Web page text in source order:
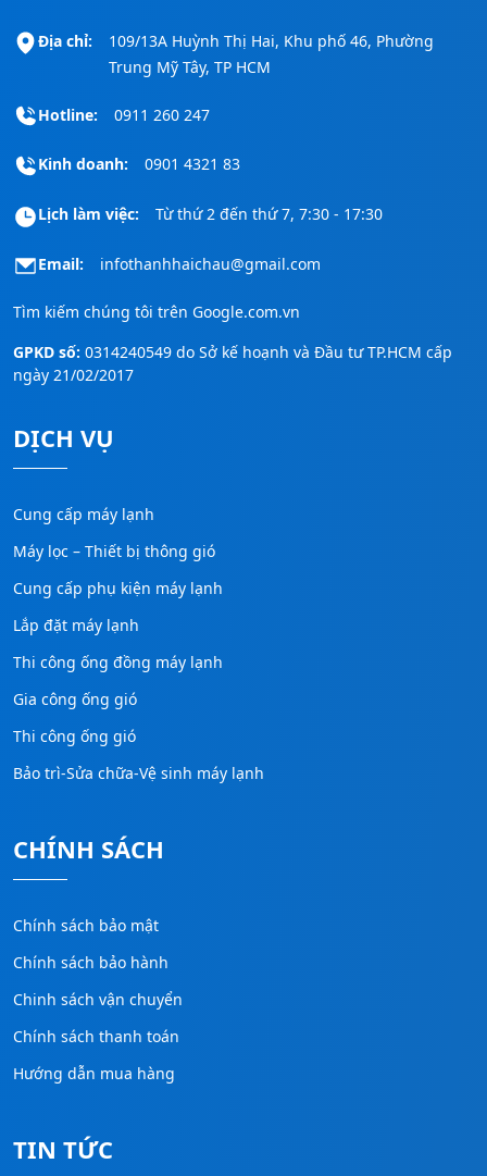
Địa chỉ:
109/13A Huỳnh Thị Hai, Khu phố 46, Phường
Trung Mỹ Tây, TP HCM
Hotline: 0911 260 247
Kinh doanh: 0901 4321 83
Lịch làm việc: Từ thứ 2 đến thứ 7, 7:30 - 17:30
Email: infothanhhaichau@gmail.com
Tìm kiếm chúng tôi trên Google.com.vn
GPKD số: 0314240549 do Sở kế hoạnh và Đầu tư TP.HCM cấp
ngày 21/02/2017
DỊCH VỤ
Cung cấp máy lạnh
Máy lọc – Thiết bị thông gió
Cung cấp phụ kiện máy lạnh
Lắp đặt máy lạnh
Thi công ống đồng máy lạnh
Gia công ống gió
Thi công ống gió
Bảo trì-Sửa chữa-Vệ sinh máy lạnh
CHÍNH SÁCH
Chính sách bảo mật
Chính sách bảo hành
Chinh sách vận chuyển
Chính sách thanh toán
Hướng dẫn mua hàng
TIN TỨC